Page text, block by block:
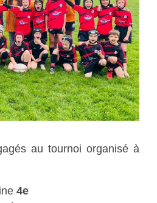
au tournoi organisé à
4e